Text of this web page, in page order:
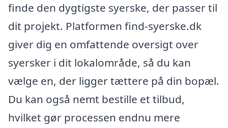
finde den dygtigste syerske, der passer til
dit projekt. Platformen find-syerske.dk
giver dig en omfattende oversigt over
syersker i dit lokalområde, så du kan
vælge en, der ligger tættere på din bopæl.
Du kan også nemt bestille et tilbud,
hvilket gør processen endnu mere